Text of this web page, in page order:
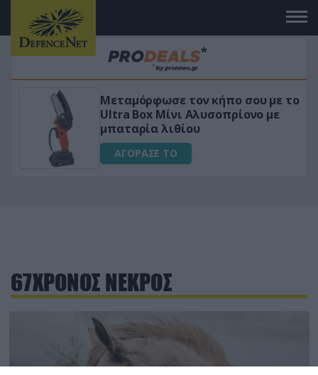
Μεταμόρφωσε τον κήπο σου με το
Ultra Box Μίνι Αλυσοπρίονο με
μπαταρία λιθίου
ΑΓΟΡΑΣΕ ΤΟ
67ΧΡΟΝΟΣ ΝΕΚΡΟΣ